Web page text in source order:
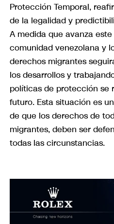
Protección Temporal,
de la legalidad y
A medida que avanza
comunidad venezolana y
derechos migrantes
los desarrollos y
políticas de protección se
futuro. Esta situación es
de que los derechos de
migrantes, deben ser
todas las circunstancias.